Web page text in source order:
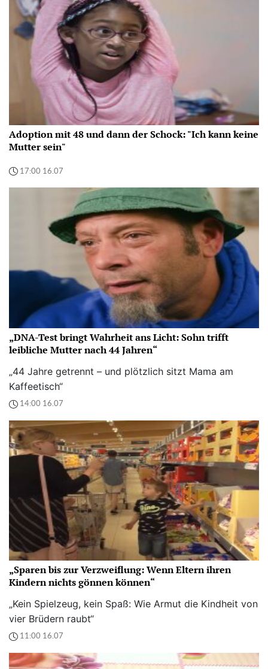
Adoption mit 48 und dann der Schock: "Ich kann keine
Mutter sein"
17:00 16.07
„DNA-Test bringt Wahrheit ans Licht: Sohn trifft
leibliche Mutter nach 44 Jahren“
„44 Jahre getrennt – und plötzlich sitzt Mama am
Kaffeetisch“
14:00 16.07
„Sparen bis zur Verzweiflung: Wenn Eltern ihren
Kindern nichts gönnen können“
„Kein Spielzeug, kein Spaß: Wie Armut die Kindheit von
vier Brüdern raubt“
11:00 16.07